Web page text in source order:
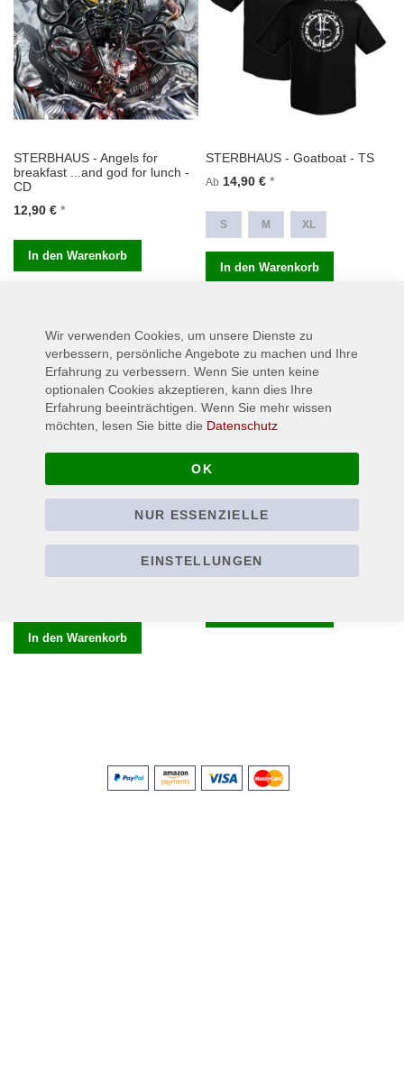
STERBHAUS - Angels for
breakfast ...and god for lunch -
CD
12,90 €
In den Warenkorb
STERBHAUS - Goatboat - TS
Ab 14,90 €
S M XL
In den Warenkorb
STERBHAUS - Logo - TS
In den Warenkorb
STERBHAUS - Hits for Dead
Kids - CD
12,90 €
Wir verwenden Cookies, um unsere Dienste zu
verbessern, persönliche Angebote zu machen und Ihre
Erfahrung zu verbessern. Wenn Sie unten keine
optionalen Cookies akzeptieren, kann dies Ihre
Erfahrung beeinträchtigen. Wenn Sie mehr wissen
möchten, lesen Sie bitte die Datenschutz
OK
NUR ESSENZIELLE
EINSTELLUNGEN